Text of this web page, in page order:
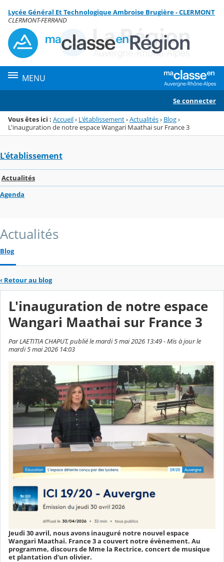
Menu de la rubrique
Contenu
Lycée Général Et Technologique Ambroise Brugière - CLERMONT
CLERMONT-FERRAND
MENU
Se connecter
Vous êtes ici : Accueil› L'établissement›Actualités› Blog›
L'inauguration de notre espace Wangari Maathai sur France 3
L'établissement
Actualités
Agenda
Actualités
Blog
‹ Retour au blog
L'inauguration de notre espace
Wangari Maathai sur France 3
Par LAETITIA CHAPUT, publié le mardi 5 mai 2026 13:49 - Mis à jour le
mardi 5 mai 2026 14:03
Jeudi 30 avril, nous avons inauguré notre nouvel espace
Wangari Maathai. France 3 a couvert notre évènement. Au
programme, discours de Mme la Rectrice, concert de musique
et plantation d'un olivier.